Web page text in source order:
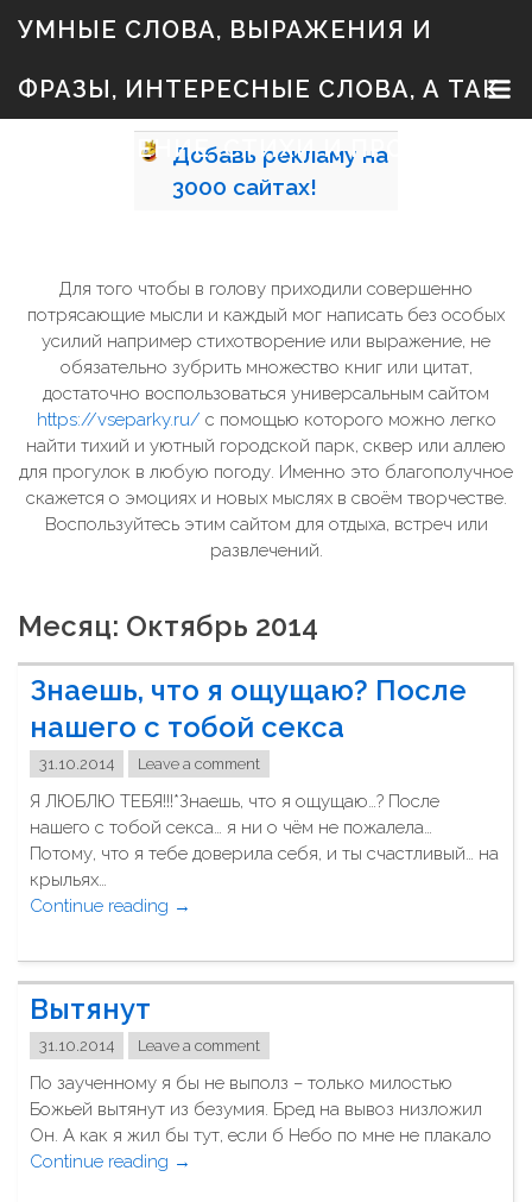
УМНЫЕ СЛОВА, ВЫРАЖЕНИЯ И
ФРАЗЫ, ИНТЕРЕСНЫЕ СЛОВА, А ТАК
ЖЕ ЗНАЧЕНИЕ, СТИХИ И ПРОЗА
k
t
o
Добавь рекламу на
3000 сайтах!
Для того чтобы в голову приходили совершенно
потрясающие мысли и каждый мог написать без особых
усилий например стихотворение или выражение, не
обязательно зубрить множество книг или цитат,
достаточно воспользоваться универсальным сайтом
https://vseparky.ru/ с помощью которого можно легко
найти тихий и уютный городской парк, сквер или аллею
для прогулок в любую погоду. Именно это благополучное
скажется о эмоциях и новых мыслях в своём творчестве.
Воспользуйтесь этим сайтом для отдыха, встреч или
развлечений.
Месяц: Октябрь 2014
Знаешь, что я ощущаю? После
нашего с тобой секса
31.10.2014 Leave a comment
Я ЛЮБЛЮ ТЕБЯ!!!*Знаешь, что я ощущаю…? После
нашего с тобой секса… я ни о чём не пожалела…
Потому, что я тебе доверила себя, и ты счастливый… на
крыльях…
Continue reading "
н
а
ш
ь
ч
т
о
→
Вытянут
31.10.2014 Leave a comment
По заученному я бы не выполз – только милостью
Божьей вытянут из безумия. Бред на вывоз низложил
Он. А как я жил бы тут, если б Небо по мне не плакало
Continue reading "→